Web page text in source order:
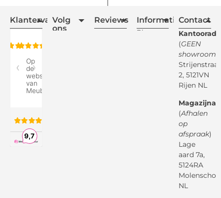
Klantervaring
Volg
ons
Reviews Informatie
Blogs
Retourvoorwaarden
Betaalmethodes
Montageservice
Garantievoorwaarden
Privacybeleid
Contact
(GEEN
showroom
Strijenstraat
2, 5121VN
Rijen NL
(Afhalen
op
afspraak)
Lage
aard 7a,
5124RA
Molenschot
NL